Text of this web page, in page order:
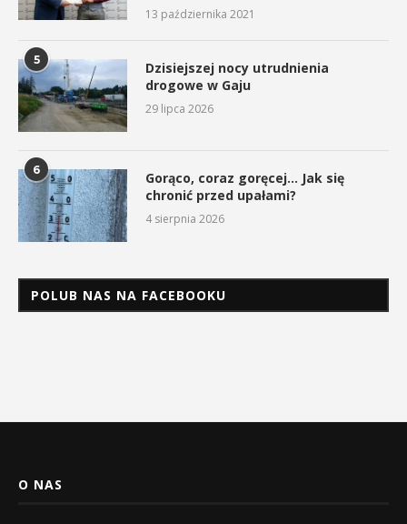
13 października 2021
5
Dzisiejszej nocy utrudnienia
drogowe w Gaju
29 lipca 2026
6
Gorąco, coraz goręcej… Jak się
chronić przed upałami?
4 sierpnia 2026
POLUB NAS NA FACEBOOKU
O NAS